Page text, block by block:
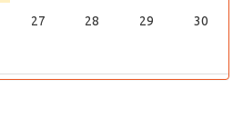
27 28 29 30